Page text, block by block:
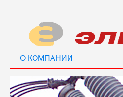
О КОМПАНИИ